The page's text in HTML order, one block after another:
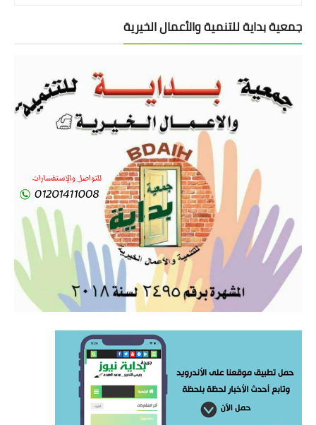
جمعية بداية للتنمية والأعمال الخيرية